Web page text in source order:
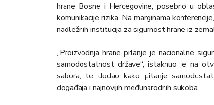
hrane Bosne i Hercegovine, posebno u
komunikacije rizika. Na marginama
nadležnih institucija za sigurnost hrane iz
„Proizvodnja hrane pitanje je nacionalne
samodostatnost države“, istaknuo je na
sabora, te dodao kako pitanje
događaja i najnovijih međunarodnih sukoba.